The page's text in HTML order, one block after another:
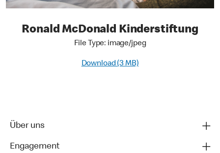
Ronald McDonald Kinderstiftung
File Type: image/jpeg
Download (3 MB)
Über uns
Engagement